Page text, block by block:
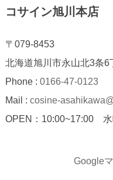
コサイン旭川本店
〒079-8453
北海道旭川市永山北3条6
Phone : 0166-47-0123
Mail : cosine-
OPEN：10:00~17:00 水
Google